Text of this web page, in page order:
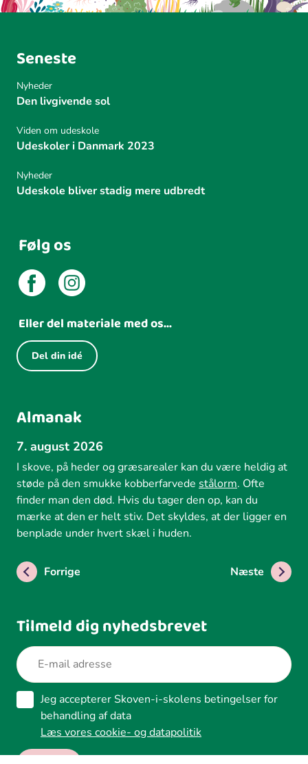
Seneste
Nyheder
Den livgivende sol
Viden om udeskole
Udeskoler i Danmark 2023
Nyheder
Udeskole bliver stadig mere udbredt
Følg os
Eller del materiale med os...
Del din idé
Almanak
7. august 2026
I skove, på heder og græsarealer kan du være heldig at
støde på den smukke kobberfarvede stålorm. Ofte
finder man den død. Hvis du tager den op, kan du
mærke at den er helt stiv. Det skyldes, at der ligger en
benplade under hvert skæl i huden.
Forrige Næste
Tilmeld dig nyhedsbrevet
Jeg accepterer Skoven-i-skolens betingelser for
behandling af data
Læs vores cookie- og datapolitik